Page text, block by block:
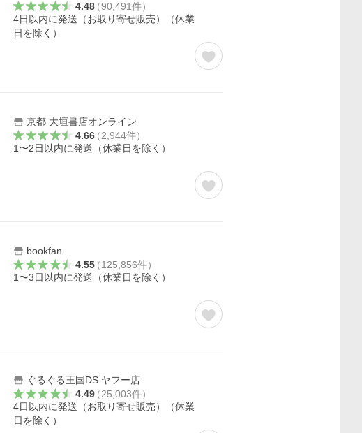
4.48（90,491件）
4日以内に発送（お取り寄せ販売）（休業
日を除く）
京都 大垣書店オンライン
4.66（2,944件）
1〜2日以内に発送（休業日を除く）
bookfan
4.55（125,856件）
1〜3日以内に発送（休業日を除く）
ぐるぐる王国DS ヤフー店
4.49（25,003件）
4日以内に発送（お取り寄せ販売）（休業
日を除く）